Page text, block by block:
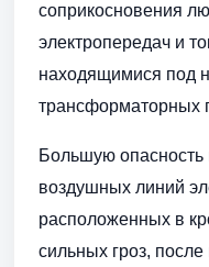
соприкосновения
электропередач и
находящимися под
трансформаторных
Большую опасность
воздушных линий
расположенных в
сильных гроз,